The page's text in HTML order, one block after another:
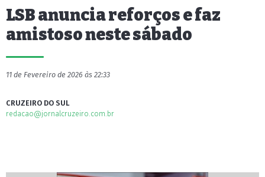
LSB anuncia reforços e faz
amistoso neste sábado
11 de Fevereiro de 2026 às 22:33
CRUZEIRO DO SUL
redacao@jornalcruzeiro.com.br